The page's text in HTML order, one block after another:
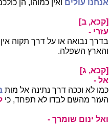
אנחנו עולים ואין כמוהו, הן
[קכא, ב]
עזרי -
בדרך נבואה או על דרך תקוה
והארץ השפלה.
[קכא, ג]
אל -
כמו לא וככה דרך נתינה אל מות
העזר מהשם לבדו לא תפחד, כי
ואל ינום שומרך -